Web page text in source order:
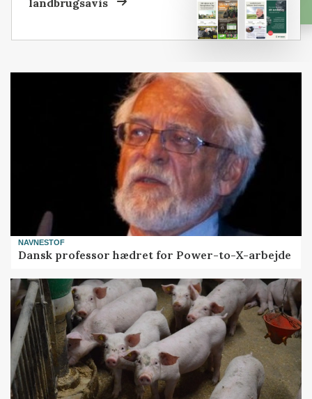
NAVNESTOF
Dansk professor hædret for Power-to-X-arbejde